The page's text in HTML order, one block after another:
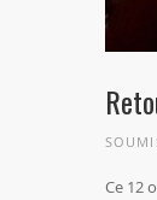
Ce 12